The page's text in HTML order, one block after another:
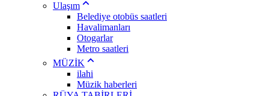
Ulaşım
Belediye otobüs saatleri
Havalimanları
Otogarlar
Metro saatleri
MÜZİK
ilahi
Müzik haberleri